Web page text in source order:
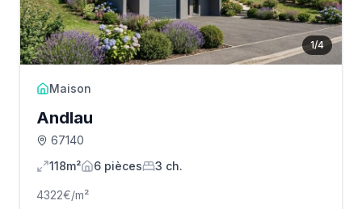
1/4
Maison
Andlau
67140
118m²
6 pièces 3 ch.
4322€/m²